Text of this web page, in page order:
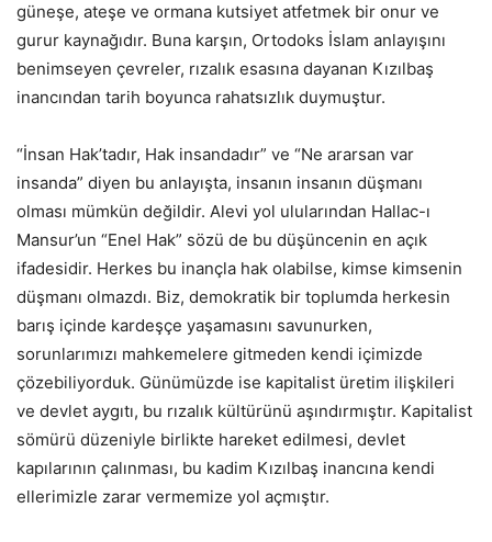
güneşe, ateşe ve ormana kutsiyet atfetmek bir onur ve
gurur kaynağıdır. Buna karşın, Ortodoks İslam anlayışını
benimseyen çevreler, rızalık esasına dayanan Kızılbaş
inancından tarih boyunca rahatsızlık duymuştur.
“İnsan Hak’tadır, Hak insandadır” ve “Ne ararsan var
insanda” diyen bu anlayışta, insanın insanın düşmanı
olması mümkün değildir. Alevi yol ulularından Hallac-ı
Mansur’un “Enel Hak” sözü de bu düşüncenin en açık
ifadesidir. Herkes bu inançla hak olabilse, kimse kimsenin
düşmanı olmazdı. Biz, demokratik bir toplumda herkesin
barış içinde kardeşçe yaşamasını savunurken,
sorunlarımızı mahkemelere gitmeden kendi içimizde
çözebiliyorduk. Günümüzde ise kapitalist üretim ilişkileri
ve devlet aygıtı, bu rızalık kültürünü aşındırmıştır. Kapitalist
sömürü düzeniyle birlikte hareket edilmesi, devlet
kapılarının çalınması, bu kadim Kızılbaş inancına kendi
ellerimizle zarar vermemize yol açmıştır.